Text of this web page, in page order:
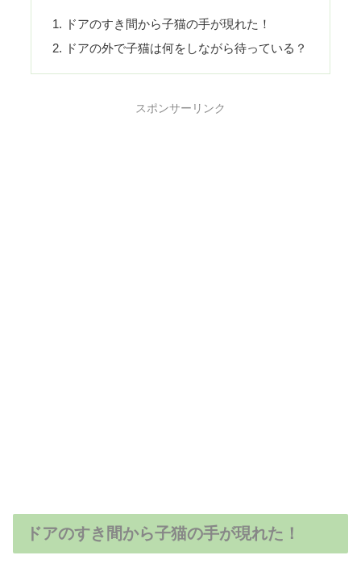
ドアのすき間から子猫の手が現れた！
ドアの外で子猫は何をしながら待っている？
スポンサーリンク
ドアのすき間から子猫の手が現れた！